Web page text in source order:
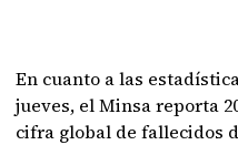
En cuanto a las
jueves, el Minsa reporta
cifra global de fallecidos